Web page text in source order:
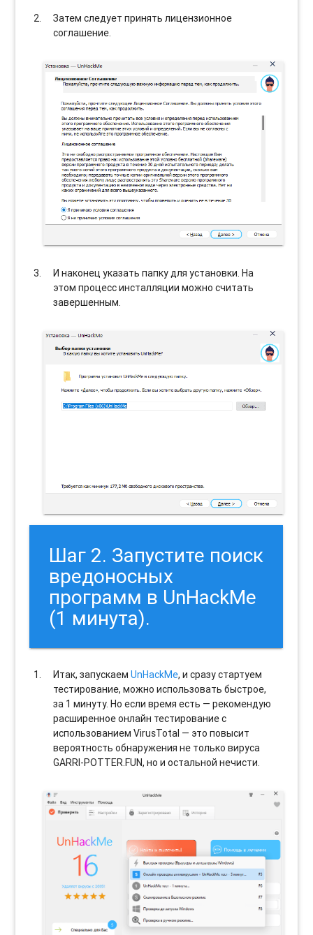
Затем следует принять лицензионное
соглашение.
И наконец указать папку для установки. На
этом процесс инсталляции можно считать
завершенным.
Шаг 2. Запустите поиск
вредоносных
программ в UnHackMe
(1 минута).
Итак, запускаемUnHackMe, и сразу стартуем
тестирование, можно использовать быстрое,
за 1 минуту. Но если время есть — рекомендую
расширенное онлайн тестирование с
использованием VirusTotal — это повысит
вероятность обнаружения не только вируса
GARRI-POTTER.FUN, но и остальной нечисти.